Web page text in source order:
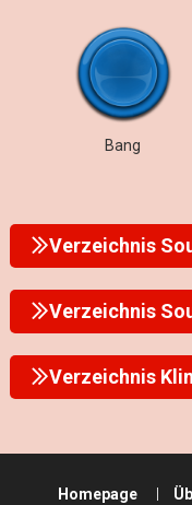
Bang
Verzeichnis
Verzeichnis
Verzeichnis
Homepage